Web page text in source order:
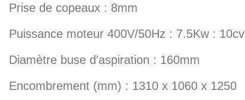
Prise de copeaux : 8mm
Puissance moteur 400V/50Hz : 7.5Kw : 10cv
Diamètre buse d'aspiration : 160mm
Encombrement (mm) : 1310 x 1060 x 1250